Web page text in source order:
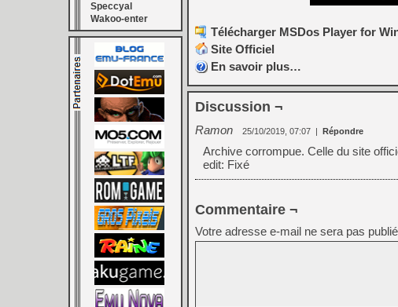
Speccyal
Wakoo-enter
Télécharger MSDos Player for
Site Officiel
En savoir plus…
Discussion ¬
Ramon 25/10/2019, 07:07 | Répondre
Archive corrompue. Celle du site
edit: Fixé
Commentaire ¬
Votre adresse e-mail ne sera pas